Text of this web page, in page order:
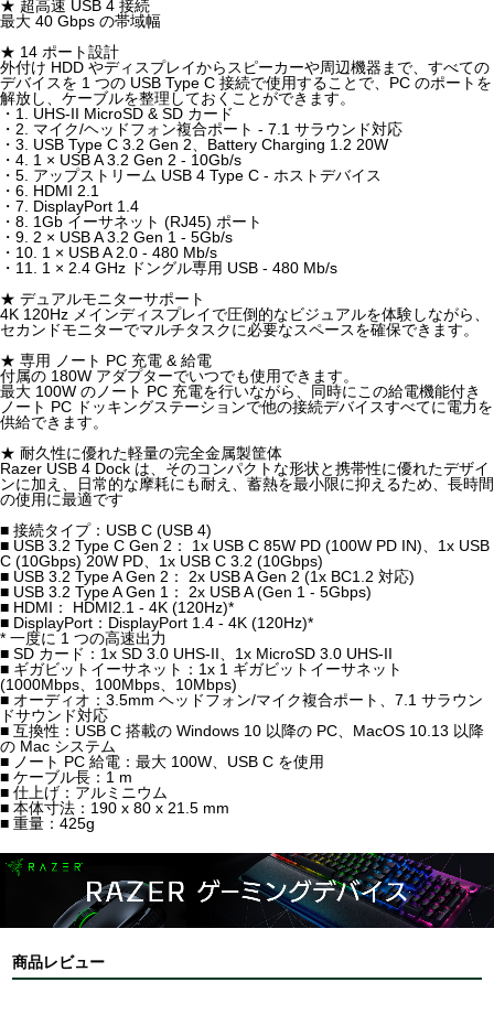
★ 超高速 USB 4 接続
最大 40 Gbps の帯域幅
★ 14 ポート設計
外付け HDD やディスプレイからスピーカーや周辺機器まで、すべての
デバイスを 1 つの USB Type C 接続で使用することで、PC のポートを
解放し、ケーブルを整理しておくことができます。
・1. UHS-II MicroSD & SD カード
・2. マイク/ヘッドフォン複合ポート - 7.1 サラウンド対応
・3. USB Type C 3.2 Gen 2、Battery Charging 1.2 20W
・4. 1 × USB A 3.2 Gen 2 - 10Gb/s
・5. アップストリーム USB 4 Type C - ホストデバイス
・6. HDMI 2.1
・7. DisplayPort 1.4
・8. 1Gb イーサネット (RJ45) ポート
・9. 2 × USB A 3.2 Gen 1 - 5Gb/s
・10. 1 × USB A 2.0 - 480 Mb/s
・11. 1 × 2.4 GHz ドングル専用 USB - 480 Mb/s
★ デュアルモニターサポート
4K 120Hz メインディスプレイで圧倒的なビジュアルを体験しながら、
セカンドモニターでマルチタスクに必要なスペースを確保できます。
★ 専用 ノート PC 充電 & 給電
付属の 180W アダプターでいつでも使用できます。
最大 100W のノート PC 充電を行いながら、同時にこの給電機能付き
ノート PC ドッキングステーションで他の接続デバイスすべてに電力を
供給できます。
★ 耐久性に優れた軽量の完全金属製筐体
Razer USB 4 Dock は、そのコンパクトな形状と携帯性に優れたデザイ
ンに加え、日常的な摩耗にも耐え、蓄熱を最小限に抑えるため、長時間
の使用に最適です
■ 接続タイプ：USB C (USB 4)
■ USB 3.2 Type C Gen 2： 1x USB C 85W PD (100W PD IN)、1x USB
C (10Gbps) 20W PD、1x USB C 3.2 (10Gbps)
■ USB 3.2 Type A Gen 2： 2x USB A Gen 2 (1x BC1.2 対応)
■ USB 3.2 Type A Gen 1： 2x USB A (Gen 1 - 5Gbps)
■ HDMI： HDMI2.1 - 4K (120Hz)*
■ DisplayPort：DisplayPort 1.4 - 4K (120Hz)*
* 一度に 1 つの高速出力
■ SD カード：1x SD 3.0 UHS-II、1x MicroSD 3.0 UHS-II
■ ギガビットイーサネット：1x 1 ギガビットイーサネット
(1000Mbps、100Mbps、10Mbps)
■ オーディオ：3.5mm ヘッドフォン/マイク複合ポート、7.1 サラウン
ドサウンド対応
■ 互換性：USB C 搭載の Windows 10 以降の PC、MacOS 10.13 以降
の Mac システム
■ ノート PC 給電：最大 100W、USB C を使用
■ ケーブル長：1 m
■ 仕上げ：アルミニウム
■ 本体寸法：190 x 80 x 21.5 mm
■ 重量：425g
商品レビュー